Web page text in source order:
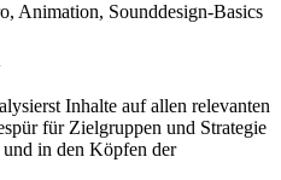
Animation, Sounddesign-Basics
Inhalte auf allen relevanten
für Zielgruppen und Strategie
in den Köpfen der